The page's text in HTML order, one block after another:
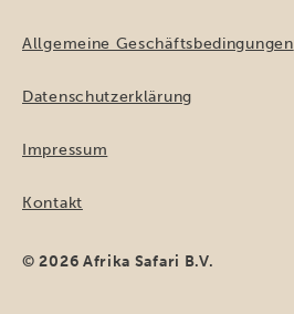
Allgemeine Geschäftsbedingungen
Datenschutzerklärung
Impressum
Kontakt
© 2026 Afrika Safari B.V.